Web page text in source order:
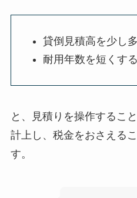
貸倒見積高を少し
耐用年数を短くする
と、
見積りを操作するこ
計上し、税金をおさえる
す。